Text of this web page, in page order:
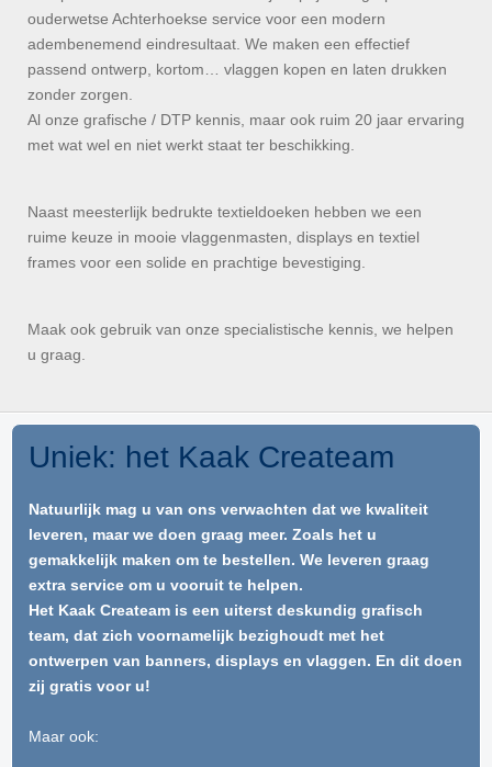
ouderwetse Achterhoekse service voor een modern
adembenemend eindresultaat. We maken een effectief
passend ontwerp, kortom… vlaggen kopen en laten drukken
zonder zorgen.
Al onze grafische / DTP kennis, maar ook ruim 20 jaar ervaring
met wat wel en niet werkt staat ter beschikking.
Naast meesterlijk bedrukte textieldoeken hebben we een
ruime keuze in mooie vlaggenmasten, displays en textiel
frames voor een solide en prachtige bevestiging.
Maak ook gebruik van onze specialistische kennis, we helpen
u graag.
Uniek: het Kaak Createam
Natuurlijk mag u van ons verwachten dat we kwaliteit
leveren, maar we doen graag meer. Zoals het u
gemakkelijk maken om te bestellen. We leveren graag
extra service om u vooruit te helpen.
Het Kaak Createam is een uiterst deskundig grafisch
team, dat zich voornamelijk bezighoudt met het
ontwerpen van banners, displays en vlaggen. En dit doen
zij gratis voor u!
Maar ook: